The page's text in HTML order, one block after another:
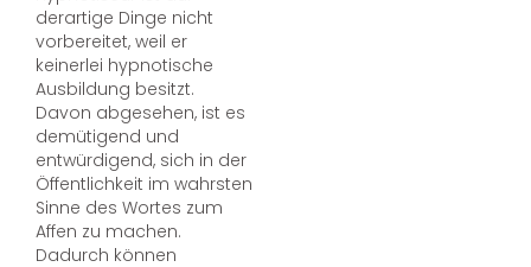
derartige Dinge nicht
vorbereitet, weil er
keinerlei hypnotische
Ausbildung besitzt.
Davon abgesehen, ist es
demütigend und
entwürdigend, sich in der
Öffentlichkeit im wahrsten
Sinne des Wortes zum
Affen zu machen.
Dadurch können